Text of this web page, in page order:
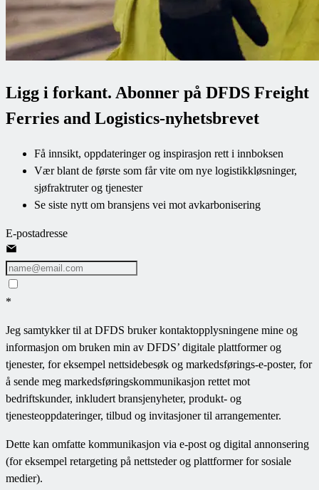
Ligg i forkant. Abonner på DFDS Freight
Ferries and Logistics-nyhetsbrevet
Få innsikt, oppdateringer og inspirasjon rett i innboksen
Vær blant de første som får vite om nye logistikkløsninger,
sjøfraktruter og tjenester
Se siste nytt om bransjens vei mot avkarbonisering
E-postadresse
*
Jeg samtykker til at DFDS bruker kontaktopplysningene mine og
informasjon om bruken min av DFDS’ digitale plattformer og
tjenester, for eksempel nettsidebesøk og markedsførings-e-poster, for
å sende meg markedsføringskommunikasjon rettet mot
bedriftskunder, inkludert bransjenyheter, produkt- og
tjenesteoppdateringer, tilbud og invitasjoner til arrangementer.
Dette kan omfatte kommunikasjon via e-post og digital annonsering
(for eksempel retargeting på nettsteder og plattformer for sosiale
medier).